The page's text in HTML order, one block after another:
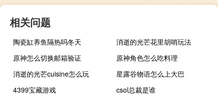
相关问题
陶瓷缸养鱼隔热吗冬天
消逝的光芒花里胡哨玩法
原神怎么切换邮箱验证
原神角色怎么吃料理
消逝的光芒cuisine怎么玩
星露谷物语怎么上大巴
4399宝藏游戏
csol总裁是谁